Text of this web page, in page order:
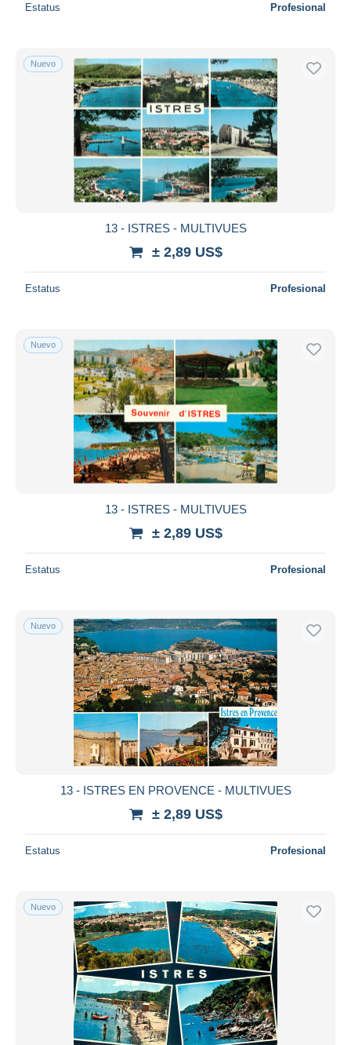
Estatus Profesional
Nuevo
13 - ISTRES - MULTIVUES
± 2,89 US$
Estatus Profesional
Nuevo
13 - ISTRES - MULTIVUES
± 2,89 US$
Estatus Profesional
Nuevo
13 - ISTRES EN PROVENCE - MULTIVUES
± 2,89 US$
Estatus Profesional
Nuevo